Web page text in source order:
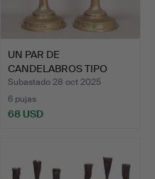
UN PAR DE
CANDELABROS TIPO
ALTAR PRICKET D…
Subastado 28 oct 2025
6 pujas
68 USD